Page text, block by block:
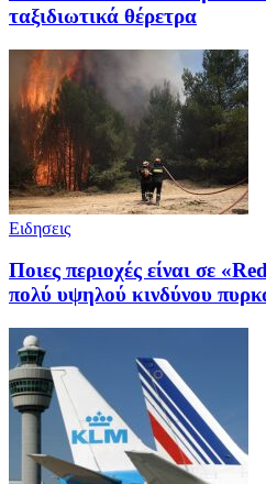
ταξιδιωτικά θέρετρα
Ειδησεις
Ποιες περιοχές είναι σε
πολύ υψηλού κινδύνου